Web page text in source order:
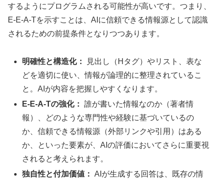
するようにプログラムされる可能性が高いです。つまり、
E-E-A-Tを示すことは、AIに信頼できる情報源として認識
されるための前提条件となりつつあります。
明確性と構造化：
見出し（Hタグ）やリスト、表な
どを適切に使い、情報が論理的に整理されているこ
と。AIが内容を把握しやすくなります。
E-E-A-Tの強化： 誰が書いた情報なのか（著者情
報）、どのような専門性や経験に基づいているの
か、信頼できる情報源（外部リンクや引用）はある
か、といった要素が、AIの評価においてさらに重要視
されると考えられます。
独自性と付加価値： AIが生成する回答は、既存の情